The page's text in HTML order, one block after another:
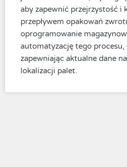
aby zapewnić przejrzystość i
przepływem opakowań
oprogramowanie
automatyzację tego procesu,
zapewniając aktualne dane
lokalizacji palet.